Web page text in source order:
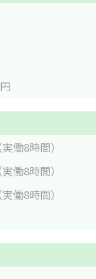
働8時間）
働8時間）
働8時間）